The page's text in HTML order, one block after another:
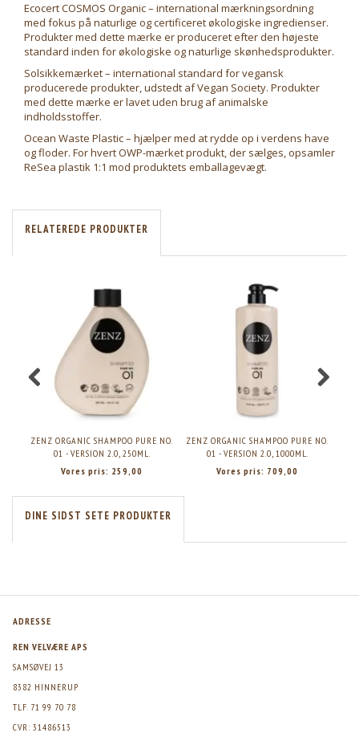
Ecocert COSMOS Organic – international mærkningsordning
med fokus på naturlige og certificeret økologiske ingredienser.
Produkter med dette mærke er produceret efter den højeste
standard inden for økologiske og naturlige skønhedsprodukter.
Solsikkemærket – international standard for vegansk
producerede produkter, udstedt af Vegan Society. Produkter
med dette mærke er lavet uden brug af animalske
indholdsstoffer.
Ocean Waste Plastic – hjælper med at rydde op i verdens have
og floder. For hvert OWP-mærket produkt, der sælges, opsamler
ReSea plastik 1:1 mod produktets emballagevægt.
RELATEREDE PRODUKTER
ZENZ ORGANIC SHAMPOO PURE NO.
01 - VERSION 2.0, 250ML.
Vores pris: 259,00
ZENZ ORGANIC SHAMPOO PURE NO.
01 - VERSION 2.0, 1000ML.
Vores pris: 709,00
DINE SIDST SETE PRODUKTER
ADRESSE
REN VELVÆRE APS
SAMSØVEJ 13
8382 HINNERUP
TLF. 71 99 70 78
CVR: 31486513